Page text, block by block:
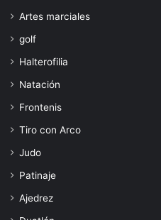
Artes marciales
golf
Halterofilia
Natación
Frontenis
Tiro con Arco
Judo
Patinaje
Ajedrez